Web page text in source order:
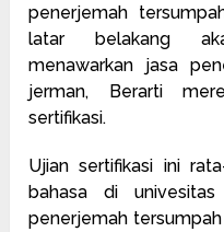
penerjemah
latar belakang
menawarkan jasa
jerman, Berarti
sertifikasi.
Ujian sertifikasi ini
bahasa di univesitas
penerjemah